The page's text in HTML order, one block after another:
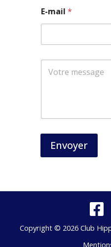
*
N
m
E-mail*
Envoyer
Copyright © 2026 Club